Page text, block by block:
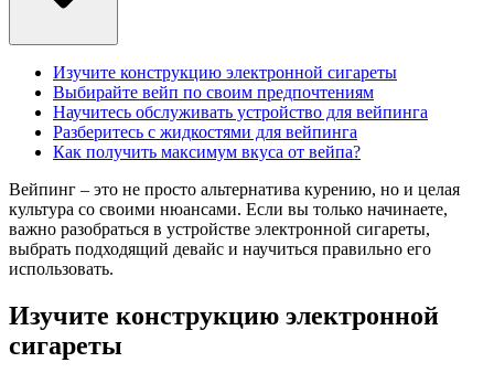
Изучите конструкцию электронной сигареты
Выбирайте вейп по своим предпочтениям
Научитесь обслуживать устройство для вейпинга
Разберитесь с жидкостями для вейпинга
Как получить максимум вкуса от вейпа?
Вейпинг – это не просто альтернатива курению, но и целая
культура со своими нюансами. Если вы только начинаете,
важно разобраться в устройстве электронной сигареты,
выбрать подходящий девайс и научиться правильно его
использовать.
Изучите конструкцию электронной
сигареты